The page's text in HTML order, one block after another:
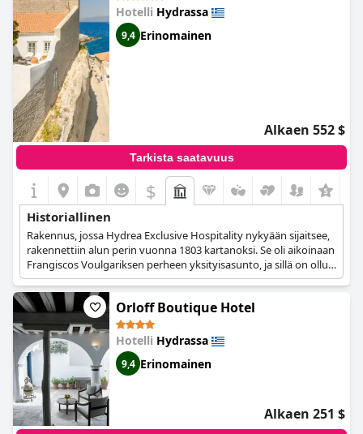
Hotelli Hydrassa
9,4 Erinomainen
Alkaen 552 $
Tarkista saatavuus
$
Historiallinen
Rakennus, jossa Hydrea Exclusive Hospitality nykyään sijaitsee,
rakennettiin alun perin vuonna 1803 kartanoksi. Se oli aikoinaan
Frangiscos Voulgariksen perheen yksityisasunto, ja sillä on ollut
merkittävä rooli saaren ja koko maan historian
muotoutumisessa. Strategisen sijaintinsa vuoksi aivan sataman
edessä kartanoa käytettiin turkkilaisvallan aikana lahtina, ja
kuuluisa Kapodistriaksen vastainen kapina vuonna 1831
allekirjoitettiin juuri tässä rakennuksessa. Kartano on
kunnostettu ja restauroitu, ja siitä on tehty hotelli vuodesta
2010 lähtien.
Orloff Boutique Hotel
Hotelli Hydrassa
9,4 Erinomainen
Alkaen 251 $